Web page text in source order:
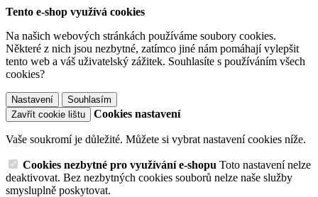
Tento e-shop využívá cookies
Na našich webových stránkách používáme soubory cookies.
Některé z nich jsou nezbytné, zatímco jiné nám pomáhají vylepšit
tento web a váš uživatelský zážitek. Souhlasíte s používáním všech
cookies?
Nastavení
Souhlasím
Zavřít cookie lištu
Cookies nastavení
Vaše soukromí je důležité. Můžete si vybrat nastavení cookies níže.
Cookies nezbytné pro využívání e-shopu Toto nastavení nelze
deaktivovat. Bez nezbytných cookies souborů nelze naše služby
smysluplně poskytovat.